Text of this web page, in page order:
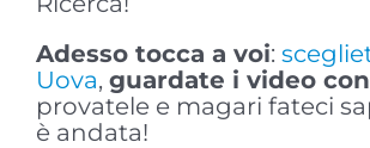
Adesso tocca a voi:
Uova, guardate i video
provatele e magari fateci
è andata!